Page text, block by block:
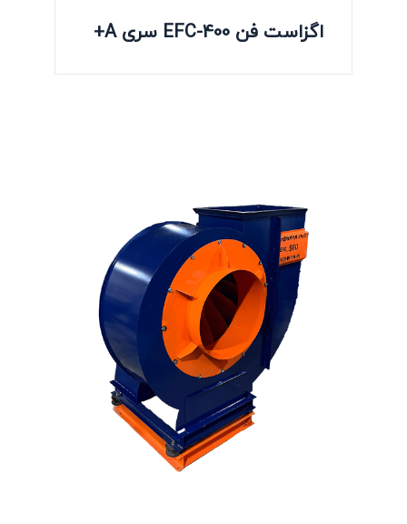
اگزاست فن EFC-400 سری A+